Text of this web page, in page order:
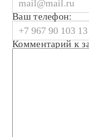
Ваш телефон:
Комментарий к